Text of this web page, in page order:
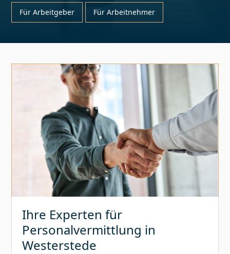
Für Arbeitgeber Für Arbeitnehmer
Ihre Experten für
Personalvermittlung in
Westerstede